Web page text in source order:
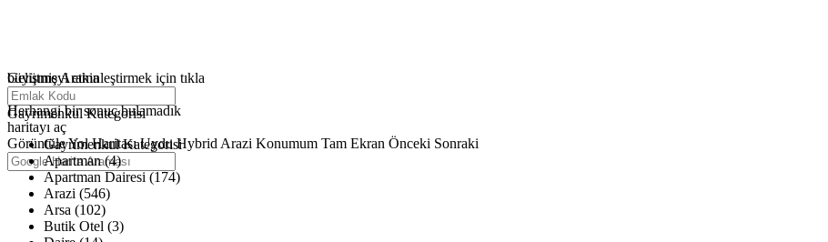
büyütmeyi etkinleştirmek için tıkla
Haritalar yükleniyor
Herhangi bir sonuç bulamadık
haritayı aç
GörüntüleYol Haritası Uydu Hybrid Arazi Konumum Tam Ekran Önceki Sonraki
Gelişmiş Arama
Gayrimenkul Kategorisi
Gayrimenkul Kategorisi
Apartman (4)
Apartman Dairesi (174)
Arazi (546)
Arsa (102)
Butik Otel (3)